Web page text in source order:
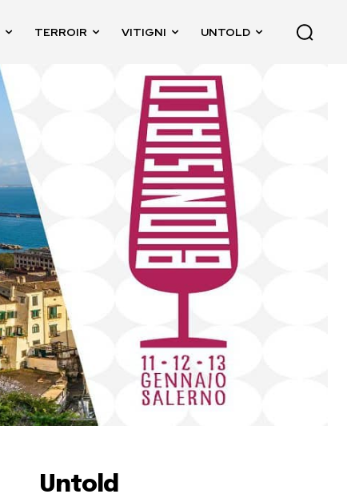
TERROIR VITIGNI UNTOLD
Untold